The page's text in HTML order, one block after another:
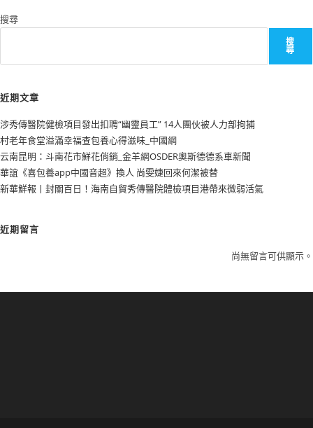
搜尋
搜
尋
近期文章
涉秀傳醫院健檢項目發出扣聘“幽靈員工” 14人團伙被人力部拘捕
村老年食堂溢滿幸福查包養心得滋味_中國網
云南昆明：斗南花市鮮花俏銷_金羊網OSDER奧斯德德系車新聞
華誼《喜包養app中國音超》換人 尚雯婕回來何潔被替
新華鮮報丨封關百日！海南自貿秀傳醫院體檢項目港帶來微弱活氣
近期留言
尚無留言可供顯示。